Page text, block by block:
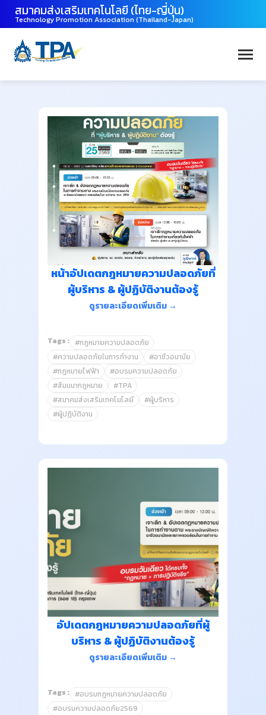
สมาคมส่งเสริมเทคโนโลยี (ไทย-ญี่ปุ่น)
Technology Promotion Association (Thailand-Japan)
หน้าอัปเดตกฎหมายความปลอดภัยที่
ผู้บริหาร & ผู้ปฏิบัติงานต้องรู้
ดูรายละเอียดเพิ่มเติม →
Tags : #กฎหมายความปลอดภัย
#ความปลอดภัยในการทำงาน
#อาชีวอนามัย
#กฎหมายไฟฟ้า
#อบรมความปลอดภัย
#สัมมนากฎหมาย
#TPA
#สมาคมส่งเสริมเทคโนโลยี
#ผู้บริหาร
#ผู้ปฏิบัติงาน
อัปเดตกฎหมายความปลอดภัยที่ผู้
บริหาร & ผู้ปฏิบัติงานต้องรู้
ดูรายละเอียดเพิ่มเติม →
Tags : #อบรมกฎหมายความปลอดภัย
#อบรมความปลอดภัย2569